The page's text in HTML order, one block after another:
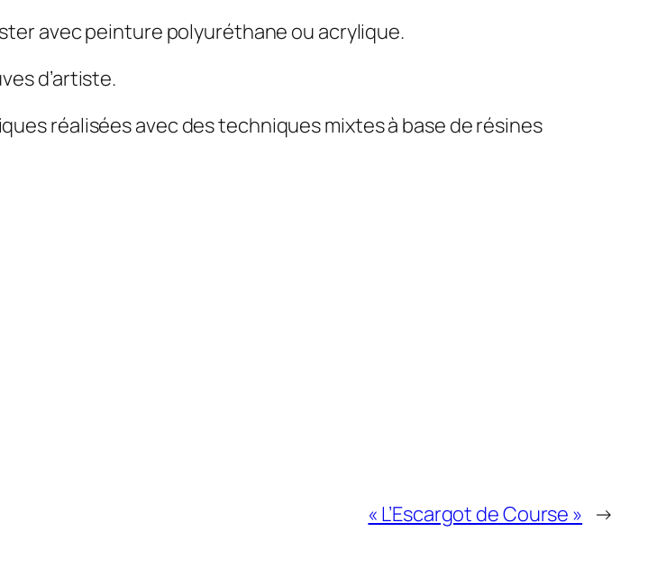
avec peinture polyuréthane ou acrylique.
d’artiste.
réalisées avec des techniques mixtes à base de résines
« L’Escargot de Course » →